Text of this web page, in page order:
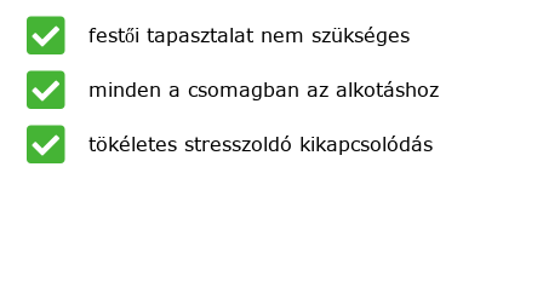
festői tapasztalat nem szükséges
minden a csomagban az alkotáshoz
tökéletes stresszoldó kikapcsolódás